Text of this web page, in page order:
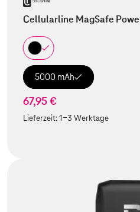
Cellularline MagSafe
5000 mAh
67,95 €
Lieferzeit:1-3 Werktage